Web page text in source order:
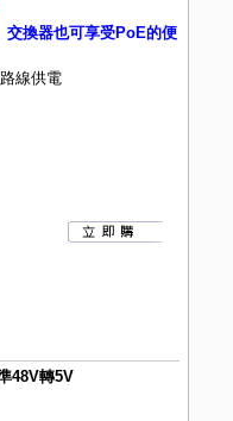
換器也可享受PoE的便
線供電
48V轉5V